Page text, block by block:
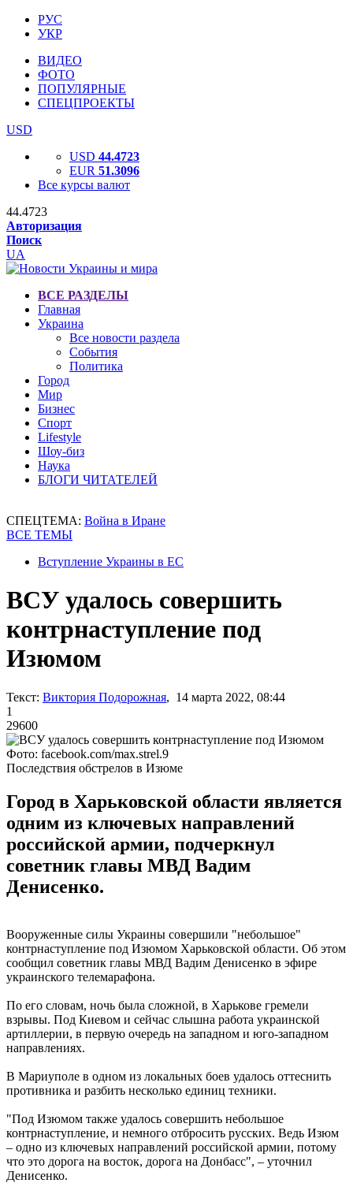
РУС
УКР
ВИДЕО
ФОТО
ПОПУЛЯРНЫЕ
СПЕЦПРОЕКТЫ
USD
USD 44.4723
EUR 51.3096
Все курсы валют
44.4723
Авторизация
Поиск
UA
ВСЕ РАЗДЕЛЫ
Главная
Украина
Все новости раздела
События
Политика
Город
Мир
Бизнес
Спорт
Lifestyle
Шоу-биз
Наука
БЛОГИ ЧИТАТЕЛЕЙ
СПЕЦТЕМА: Война в Иране
ВСЕ ТЕМЫ
Вступление Украины в ЕС
ВСУ удалось совершить
контрнаступление под
Изюмом
Текст: Виктория Подорожная, 14 марта 2022, 08:44
1
29600
Фото: facebook.com/max.strel.9
Последствия обстрелов в Изюме
Город в Харьковской области является
одним из ключевых направлений
российской армии, подчеркнул
советник главы МВД Вадим
Денисенко.
Вооруженные силы Украины совершили "небольшое"
контрнаступление под Изюмом Харьковской области. Об этом
сообщил советник главы МВД Вадим Денисенко в эфире
украинского телемарафона.
По его словам, ночь была сложной, в Харькове гремели
взрывы. Под Киевом и сейчас слышна работа украинской
артиллерии, в первую очередь на западном и юго-западном
направлениях.
В Мариуполе в одном из локальных боев удалось оттеснить
противника и разбить несколько единиц техники.
"Под Изюмом также удалось совершить небольшое
контрнаступление, и немного отбросить русских. Ведь Изюм
– одно из ключевых направлений российской армии, потому
что это дорога на восток, дорога на Донбасс", – уточнил
Денисенко.